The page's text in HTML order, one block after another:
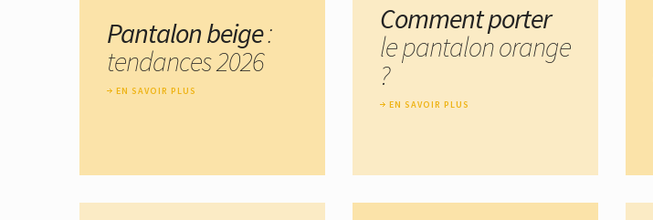
Pantalon beige:
tendances 2026
EN SAVOIR PLUS
Comment porter
le pantalon orange
?
EN SAVOIR PLUS